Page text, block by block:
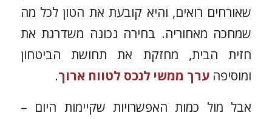
שאורחים רואים, והיא קובעת את הטון לכל מה
שמחכה מאחוריה. בחירה נכונה משדרגת את
חזית הבית, מחזקת את תחושת הביטחון
ומוסיפה ערך ממשי לנכס לטווח ארוך.
אבל מול כמות האפשרויות שקיימות היום –